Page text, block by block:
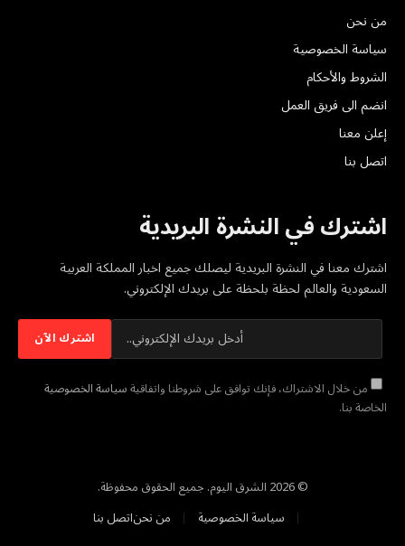
من نحن
سياسة الخصوصية
الشروط والأحكام
انضم الى فريق العمل
إعلن معنا
اتصل بنا
اشترك في النشرة البريدية
اشترك معنا في النشرة البريدية ليصلك جميع اخبار المملكة العربية
السعودية والعالم لحظة بلحظة على بريدك الإلكتروني.
من خلال الاشتراك، فإنك توافق على شروطنا واتفاقيةسياسة الخصوصية
الخاصة بنا.
© 2026 الشرق اليوم. جميع الحقوق محفوظة.
سياسة الخصوصية
من نحناتصل بنا